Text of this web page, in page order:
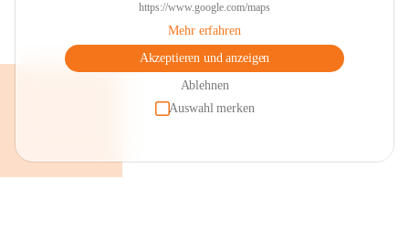
https://www.google.com/maps
Mehr erfahren
Akzeptieren und anzeigen
Ablehnen
Auswahl merken